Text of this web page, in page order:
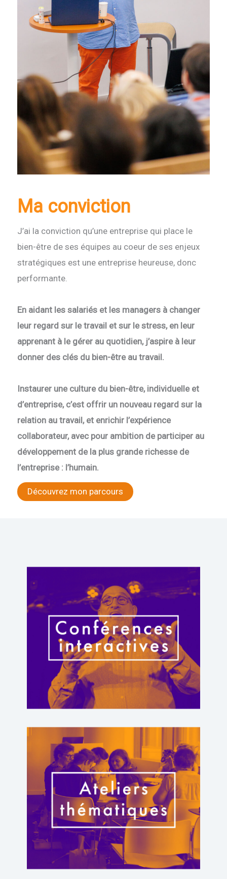
Ma conviction
J’ai la conviction qu’une entreprise qui place le
bien-être de ses équipes au coeur de ses enjeux
stratégiques est une entreprise heureuse, donc
performante.
En aidant les salariés et les managers à changer
leur regard sur le travail et sur le stress, en leur
apprenant à le gérer au quotidien, j’aspire à leur
donner des clés du bien-être au travail.
Instaurer une culture du bien-être, individuelle et
d’entreprise, c’est offrir un nouveau regard sur la
relation au travail, et enrichir l’expérience
collaborateur, avec pour ambition de participer au
développement de la plus grande richesse de
l’entreprise : l’humain.
Découvrez mon parcours
Conférences
Offrez à vos collaborateurs une expérience unique,
participative, ludique, pédagogique et expérientielle
Click Here
Ateliers
Donnez à vos salariés et vos managers les bons outils et
méthodes pour travailler plus sereinement et
efficacement
Click Here